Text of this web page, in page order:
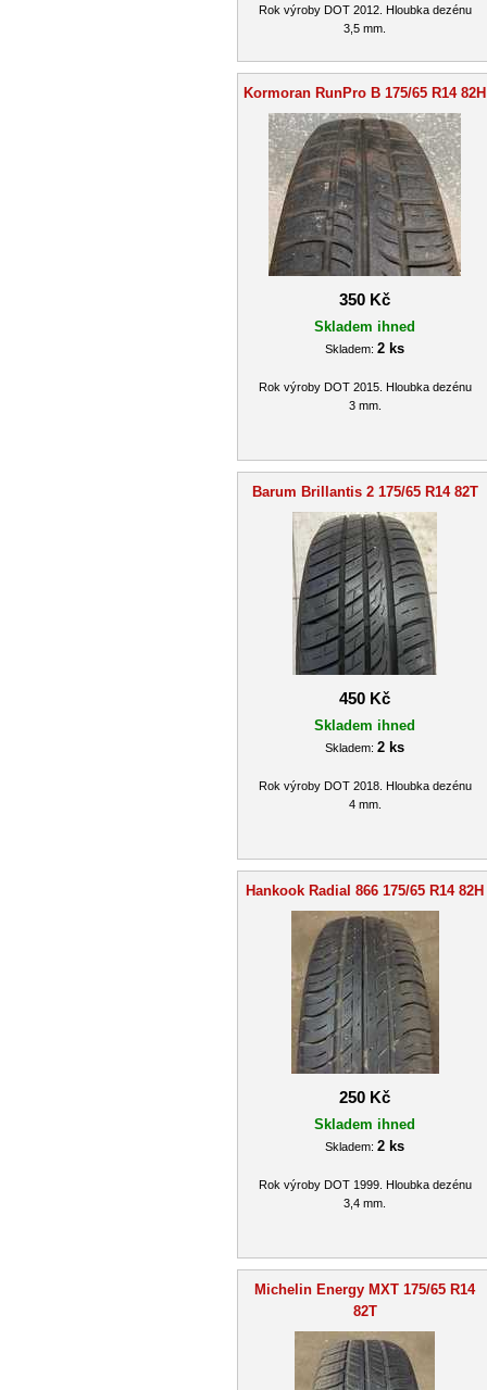
Rok výroby DOT 2012. Hloubka dezénu
3,5 mm.
Kormoran RunPro B 175/65 R14 82H
350 Kč
Skladem ihned
Skladem: 2 ks
Rok výroby DOT 2015. Hloubka dezénu
3 mm.
Barum Brillantis 2 175/65 R14 82T
450 Kč
Skladem ihned
Skladem: 2 ks
Rok výroby DOT 2018. Hloubka dezénu
4 mm.
Hankook Radial 866 175/65 R14 82H
250 Kč
Skladem ihned
Skladem: 2 ks
Rok výroby DOT 1999. Hloubka dezénu
3,4 mm.
Michelin Energy MXT 175/65 R14
82T